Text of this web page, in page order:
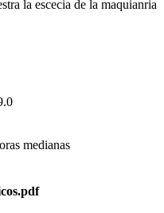
la escecia de la maquianria
medianas